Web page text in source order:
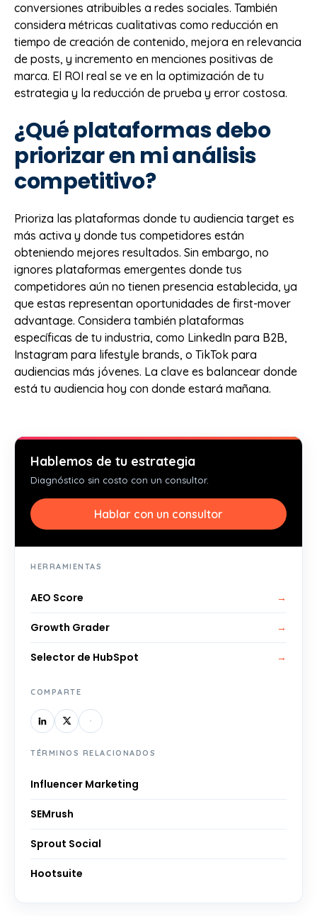
conversiones atribuibles a redes sociales. También
considera métricas cualitativas como reducción en
tiempo de creación de contenido, mejora en relevancia
de posts, y incremento en menciones positivas de
marca. El ROI real se ve en la optimización de tu
estrategia y la reducción de prueba y error costosa.
¿Qué plataformas debo
priorizar en mi análisis
competitivo?
Prioriza las plataformas donde tu audiencia target es
más activa y donde tus competidores están
obteniendo mejores resultados. Sin embargo, no
ignores plataformas emergentes donde tus
competidores aún no tienen presencia establecida, ya
que estas representan oportunidades de first-mover
advantage. Considera también plataformas
específicas de tu industria, como LinkedIn para B2B,
Instagram para lifestyle brands, o TikTok para
audiencias más jóvenes. La clave es balancear donde
está tu audiencia hoy con donde estará mañana.
Hablemos de tu estrategia
Diagnóstico sin costo con un consultor.
Hablar con un consultor
HERRAMIENTAS
AEO Score →
Growth Grader →
Selector de HubSpot →
COMPARTE
TÉRMINOS RELACIONADOS
Influencer Marketing
SEMrush
Sprout Social
Hootsuite